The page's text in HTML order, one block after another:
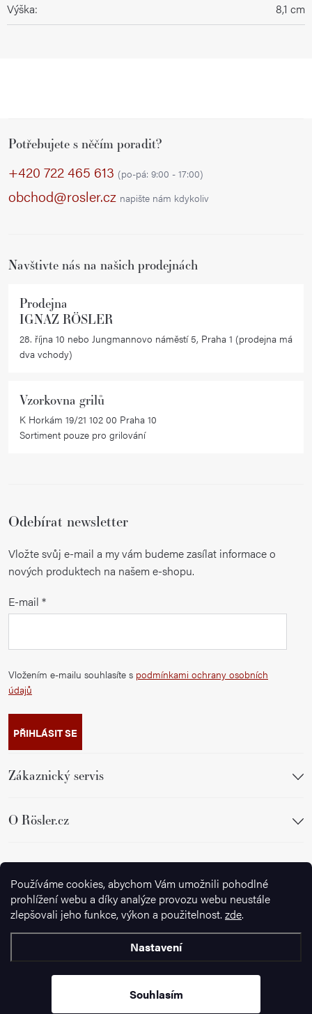
Používáme cookies, abychom Vám umožnili pohodlné
prohlížení webu a díky analýze provozu webu neustále
zlepšovali jeho funkce, výkon a použitelnost. zde.
Nastavení
Souhlasím
Výška: 8,1 cm
Potřebujete s něčím poradit?
+420 722 465 613 (po-pá: 9:00 - 17:00)
obchod@rosler.cz napište nám kdykoliv
Navštivte nás na našich prodejnách
Prodejna
IGNAZ RÖSLER
28. října 10 nebo Jungmannovo náměstí 5, Praha 1 (prodejna má
dva vchody)
Vzorkovna grilů
K Horkám 19/21 102 00 Praha 10
Sortiment pouze pro grilování
Odebírat newsletter
Vložte svůj e-mail a my vám budeme zasílat informace o
nových produktech na našem e-shopu.
E-mail
Vložením e-mailu souhlasíte s podmínkami ochrany osobních
údajů
PŘIHLÁSIT SE
Zákaznický servis
O Rösler.cz
Sledujte nás